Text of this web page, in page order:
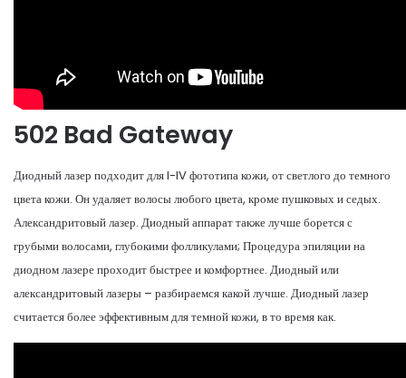
502 Bad Gateway
Диодный лазер подходит для I-IV фототипа кожи, от светлого до темного
цвета кожи. Он удаляет волосы любого цвета, кроме пушковых и седых.
Александритовый лазер. Диодный аппарат также лучше борется с
грубыми волосами, глубокими фолликулами; Процедура эпиляции на
диодном лазере проходит быстрее и комфортнее. Диодный или
александритовый лазеры – разбираемся какой лучше. Диодный лазер
считается более эффективным для темной кожи, в то время как.